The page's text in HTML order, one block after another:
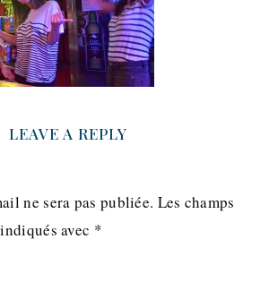
LEAVE A REPLY
ne sera pas publiée. Les champs
avec *